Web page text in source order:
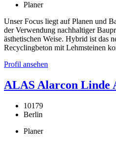
Planer
Unser Focus liegt auf Planen und
der Verwendung nachhaltiger
ästhetischen Weise. Hybrid ist das
Recyclingbeton mit Lehmsteinen
Profil ansehen
ALAS Alarcon Linde
10179
Berlin
Planer